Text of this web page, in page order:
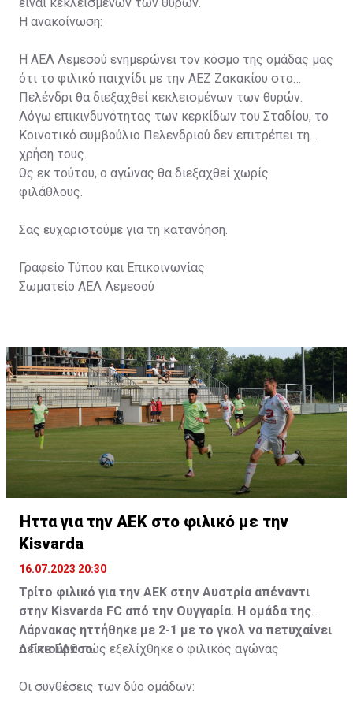
Η ανακοίνωση:
Η ΑΕΛ Λεμεσού ενημερώνει τον κόσμο της ομάδας μας
ότι το φιλικό παιχνίδι με την ΑΕΖ Ζακακίου στο
Πελένδρι θα διεξαχθεί κεκλεισμένων των θυρών.
Λόγω επικινδυνότητας των κερκίδων του Σταδίου, το
Κοινοτικό συμβούλιο Πελενδριού δεν επιτρέπει τη
χρήση τους.
Ως εκ τούτου, ο αγώνας θα διεξαχθεί χωρίς
φιλάθλους.
Σας ευχαριστούμε για τη κατανόηση.
Γραφείο Τύπου και Επικοινωνίας
Σωματείο ΑΕΛ Λεμεσού
Ήττα για την ΑΕΚ στο φιλικό με την
Kisvarda
16.07.2023 20:30
Τρίτο φιλικό για την ΑΕΚ στην Αυστρία απέναντι
στην Kisvarda FC από την Ουγγαρία. Η ομάδα της
Λάρνακας ηττήθηκε με 2-1 με το γκολ να πετυχαίνει
ο Γκιούρτσο.
ΔείτεΕΔΩπώς εξελίχθηκε ο φιλικός αγώνας
Οι συνθέσεις των δύο ομάδων: